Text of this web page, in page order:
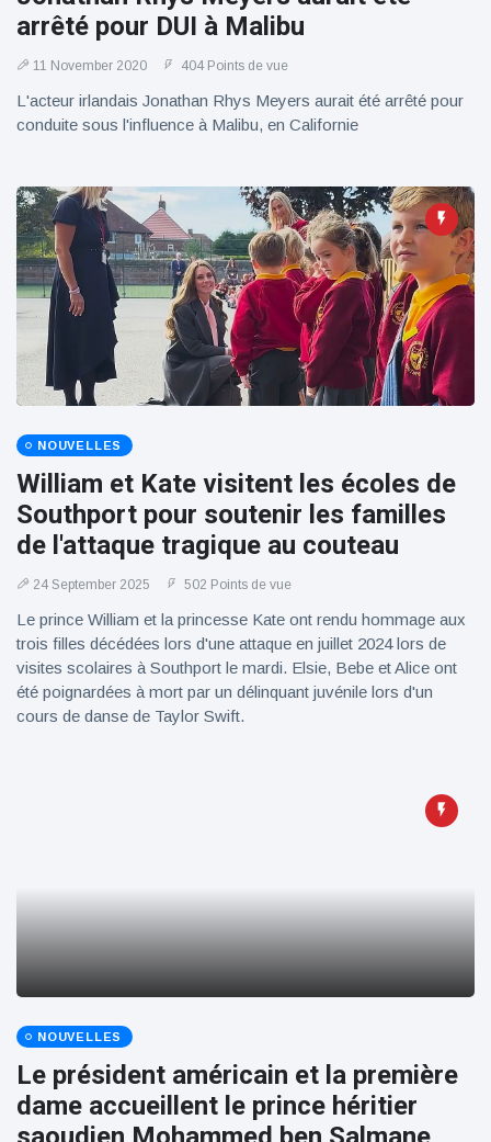
100électrique
arrêté pour DUI à Malibu
11 November 2020 404 Points de vue
L'acteur irlandais Jonathan Rhys Meyers aurait été arrêté pour
conduite sous l'influence à Malibu, en Californie
NOUVELLES
William et Kate visitent les écoles de
Southport pour soutenir les familles
de l'attaque tragique au couteau
24 September 2025 502 Points de vue
Le prince William et la princesse Kate ont rendu hommage aux
trois filles décédées lors d'une attaque en juillet 2024 lors de
visites scolaires à Southport le mardi. Elsie, Bebe et Alice ont
été poignardées à mort par un délinquant juvénile lors d'un
cours de danse de Taylor Swift.
NOUVELLES
Le président américain et la première
dame accueillent le prince héritier